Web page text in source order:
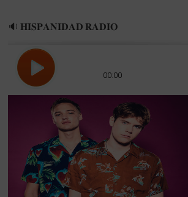
🔉 𝐇𝐈𝐒𝐏𝐀𝐍𝐈𝐃𝐀𝐃 𝐑𝐀𝐃𝐈𝐎